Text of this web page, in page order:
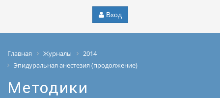
Вход
Главная Журналы
2014
Эпидуральная анестезия (продолжение)
Методики